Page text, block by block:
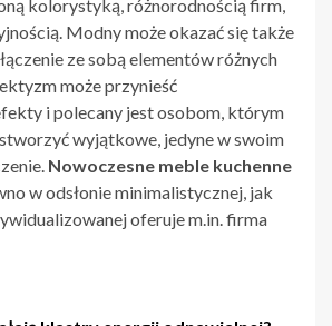
kolorystyką, różnorodnością firm,
Modny może okazać się także
ze sobą elementów różnych
może przynieść
i polecany jest osobom, którym
wyjątkowe, jedyne w swoim
Nowoczesne meble kuchenne
w odsłonie minimalistycznej, jak
oferuje m.in. firma